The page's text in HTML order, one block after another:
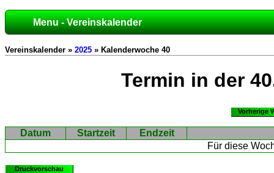
Menu - Vereinskalender
Vereinskalender » 2025 » Kalenderwoche 40
Termin in der
Vorherige
Datum Startzeit
Endzeit
Für diese
Druckvorschau